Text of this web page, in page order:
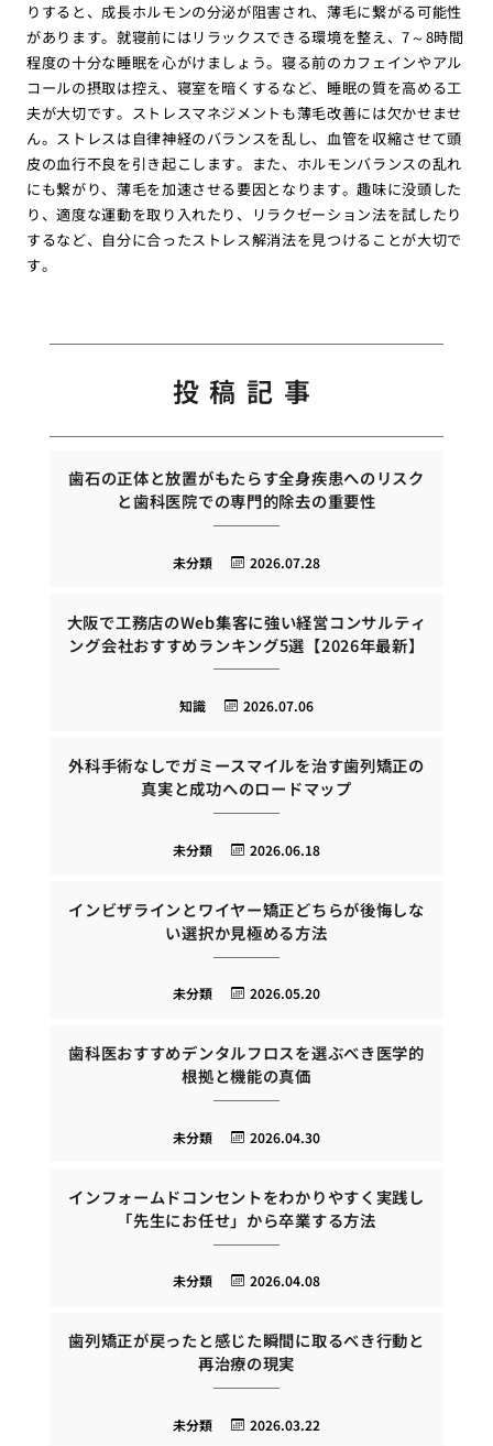
りすると、成長ホルモンの分泌が阻害され、薄毛に繋がる可能性
があります。就寝前にはリラックスできる環境を整え、7～8時間
程度の十分な睡眠を心がけましょう。寝る前のカフェインやアル
コールの摂取は控え、寝室を暗くするなど、睡眠の質を高める工
夫が大切です。ストレスマネジメントも薄毛改善には欠かせませ
ん。ストレスは自律神経のバランスを乱し、血管を収縮させて頭
皮の血行不良を引き起こします。また、ホルモンバランスの乱れ
にも繋がり、薄毛を加速させる要因となります。趣味に没頭した
り、適度な運動を取り入れたり、リラクゼーション法を試したり
するなど、自分に合ったストレス解消法を見つけることが大切で
す。
投稿記事
歯石の正体と放置がもたらす全身疾患へのリスク
と歯科医院での専門的除去の重要性
2026.07.28
未分類
大阪で工務店のWeb集客に強い経営コンサルティ
ング会社おすすめランキング5選【2026年最新】
2026.07.06
知識
外科手術なしでガミースマイルを治す歯列矯正の
真実と成功へのロードマップ
2026.06.18
未分類
インビザラインとワイヤー矯正どちらが後悔しな
い選択か見極める方法
2026.05.20
未分類
歯科医おすすめデンタルフロスを選ぶべき医学的
根拠と機能の真価
2026.04.30
未分類
インフォームドコンセントをわかりやすく実践し
「先生にお任せ」から卒業する方法
2026.04.08
未分類
歯列矯正が戻ったと感じた瞬間に取るべき行動と
再治療の現実
2026.03.22
未分類